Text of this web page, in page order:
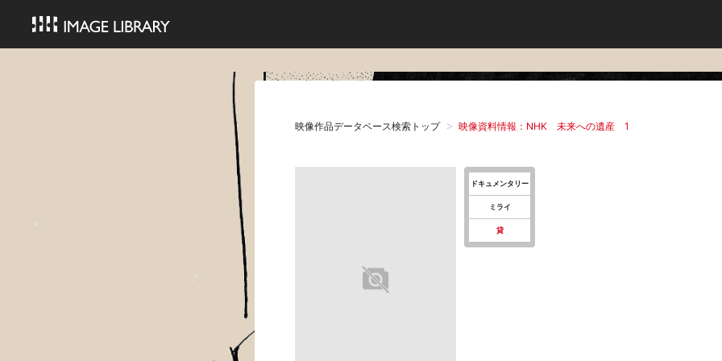
映像作品データベース検索トップ 映像資料情報：NHK 未来への遺産 1
ドキュメンタリー
ミライ
貸